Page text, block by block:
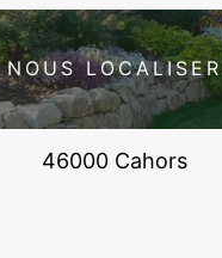
NOUS LOCALISER
46000 Cahors